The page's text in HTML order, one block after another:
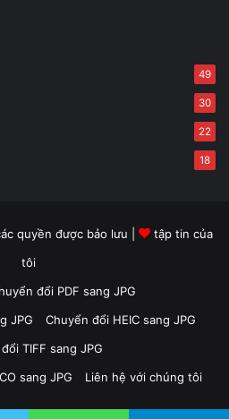
49
30
22
18
quyền được bảo lưu |
tập tin của
tôi
đổi PDF sang JPG
JPG
Chuyển đổi HEIC sang JPG
TIFF sang JPG
sang JPG
Liên hệ với chúng tôi